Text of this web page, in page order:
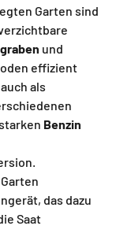
Garten sind
und
effizient
als
Benzin
das dazu
Saat